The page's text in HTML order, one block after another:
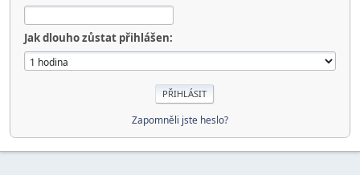
Jak dlouho zůstat přihlášen:
Zapomněli jste heslo?